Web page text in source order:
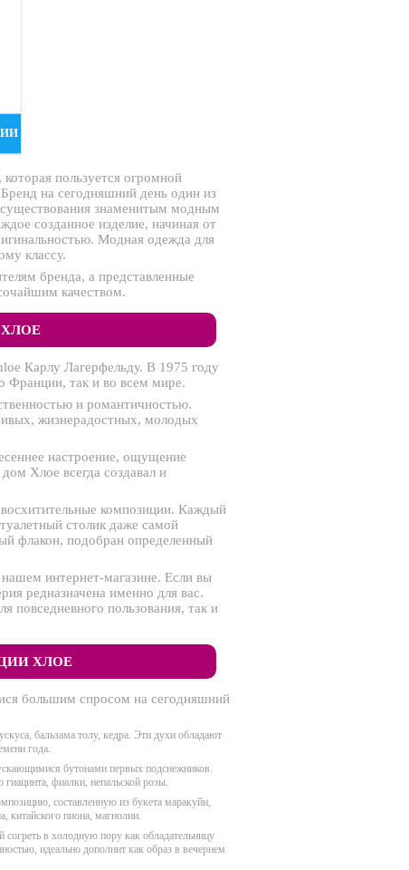
пользуется огромной
на сегодняшний день один из
знаменитым модным
созданное изделие, начиная от
Модная одежда для
классу.
бренда, а представленные
качеством.
Карлу Лагерфельду. В 1975 году
Франции, так и во всем мире.
и романтичностью.
жизнерадостных, молодых
настроение, ощущение
Хлое всегда создавал и
композиции. Каждый
столик даже самой
флакон, подобран определенный
интернет-магазине. Если вы
редназначена именно для вас.
повседневного пользования, так и
ХЛОЕ
большим спросом на сегодняшний
бальзама толу, кедра. Эти духи обладают
года.
бутонами первых подснежников.
фиалки, непальской розы.
составленную из букета маракуйи,
китайского пиона, магнолии.
в холодную пору как обладательницу
идеально дополнит как образ в вечернем